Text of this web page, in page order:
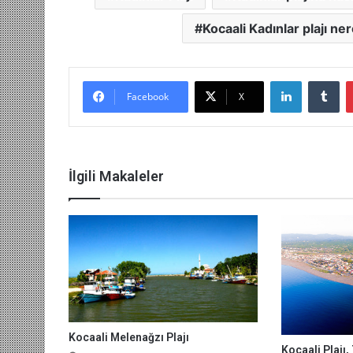
Kocaali Kadınlar plajı
Facebook X
LinkedIn
İlgili Makaleler
Kocaali Melenağzı Plajı
Kocaali Plajı,